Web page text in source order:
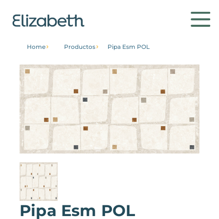
Productos
Ambientes
Contacto
Llegar a saber
Home Productos Pipa Esm POL
Pipa Esm POL